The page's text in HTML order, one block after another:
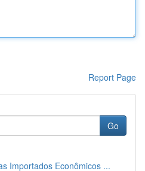
Report Page
Go
Importados Econômicos ...